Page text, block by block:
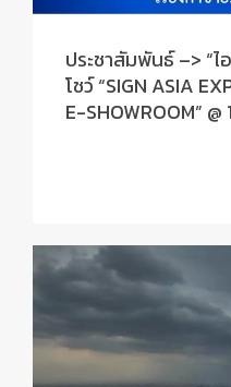
ประชาสัมพันธ์ –> “
โชว์ “SIGN ASIA
E-SHOWROOM”